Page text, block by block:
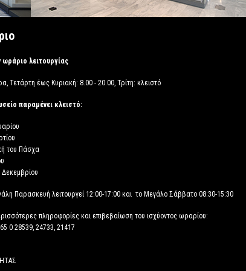
ωράριο λειτουργίας
Τετάρτη έως Κυριακή: 8.00 - 20.00, Τρίτη: κλειστό
παραμένει κλειστό:
του Πάσχα
Δεκεμβρίου
Παρασκευή λειτουργεί 12:00-17:00 και το Μεγάλο Σάββατο 08:30-15:30
πληροφορίες και επιβεβαίωση του ισχύοντος ωραρίου:
0 28539, 24733, 21417